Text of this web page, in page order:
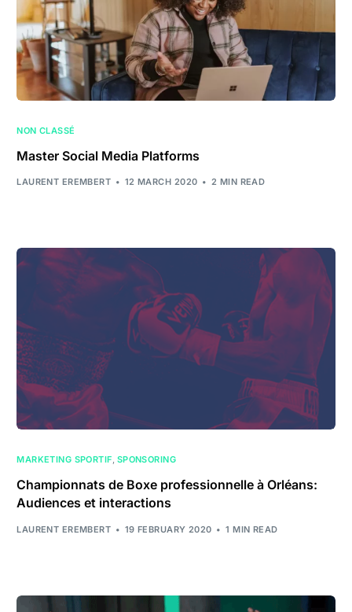
NON CLASSÉ
Master Social Media Platforms
LAURENT EREMBERT 12 MARCH 2020 2 MIN READ
MARKETING SPORTIF, SPONSORING
Championnats de Boxe professionnelle à Orléans:
Audiences et interactions
LAURENT EREMBERT 19 FEBRUARY 2020 1 MIN READ